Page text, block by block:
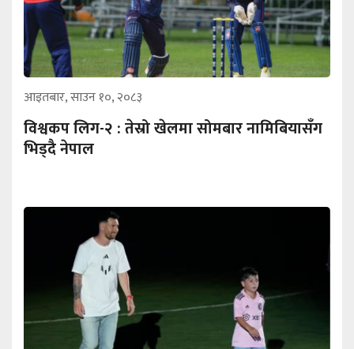
आइतबार, साउन १०, २०८३
विश्वकप लिग-२ : तेस्रो खेलमा सोमबार नामिबियासँग
भिड्दै नेपाल